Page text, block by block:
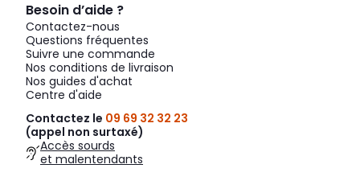
Besoin d’aide ?
Contactez-nous
Questions fréquentes
Suivre une commande
Nos conditions de livraison
Nos guides d'achat
Centre d'aide
Contactez le 09 69 32 32 23
(appel non surtaxé)
Accès sourds
et malentendants